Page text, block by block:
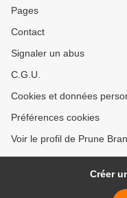
Pages
Contact
Signaler un abus
C.G.U.
Cookies et données
Préférences cookies
Voir le profil de Prune
Créer